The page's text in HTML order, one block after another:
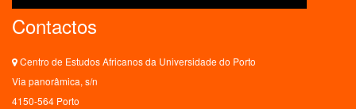
Contactos
Centro de Estudos Africanos da Universidade do Porto
Via panorâmica, s/n
4150-564 Porto